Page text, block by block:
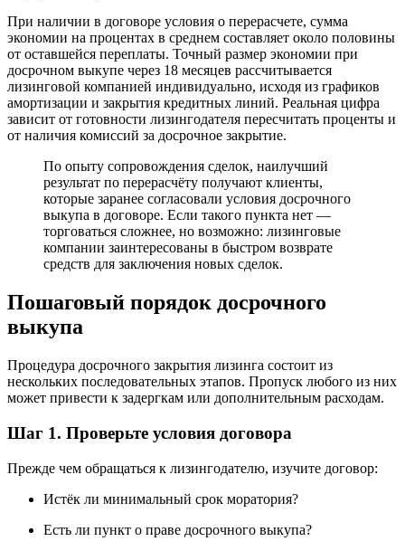
При наличии в договоре условия о перерасчете, сумма
экономии на процентах в среднем составляет около половины
от оставшейся переплаты. Точный размер экономии при
досрочном выкупе через 18 месяцев рассчитывается
лизинговой компанией индивидуально, исходя из графиков
амортизации и закрытия кредитных линий. Реальная цифра
зависит от готовности лизингодателя пересчитать проценты и
от наличия комиссий за досрочное закрытие.
По опыту сопровождения сделок, наилучший
результат по перерасчёту получают клиенты,
которые заранее согласовали условия досрочного
выкупа в договоре. Если такого пункта нет —
торговаться сложнее, но возможно: лизинговые
компании заинтересованы в быстром возврате
средств для заключения новых сделок.
Пошаговый порядок досрочного
выкупа
Процедура досрочного закрытия лизинга состоит из
нескольких последовательных этапов. Пропуск любого из них
может привести к задергкам или дополнительным расходам.
Шаг 1. Проверьте условия договора
Прежде чем обращаться к лизингодателю, изучите договор:
Истёк ли минимальный срок моратория?
Есть ли пункт о праве досрочного выкупа?